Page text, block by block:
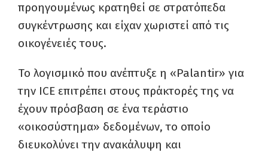
προηγουμένως κρατηθεί σε στρατόπεδα
συγκέντρωσης και είχαν χωριστεί από τις
οικογένειές τους.
Το λογισμικό που ανέπτυξε η «Palantir» για
την ICE επιτρέπει στους πράκτορές της να
έχουν πρόσβαση σε ένα τεράστιο
«οικοσύστημα» δεδομένων, το οποίο
διευκολύνει την ανακάλυψη και